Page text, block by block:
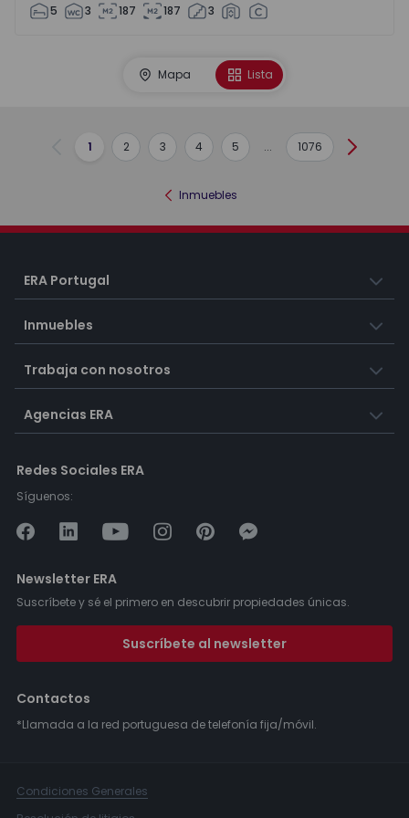
5 3 187 187 3
Mapa Lista
Anterior
1 2 3 4 5 ... 1076
Inmuebles
ERA Portugal
Inmuebles
Trabaja con nosotros
Agencias ERA
Redes Sociales ERA
Síguenos:
Newsletter ERA
Suscríbete y sé el primero en descubrir propiedades únicas.
Suscríbete al newsletter
Contactos
*Llamada a la red portuguesa de telefonía fija/móvil.
Condiciones Generales